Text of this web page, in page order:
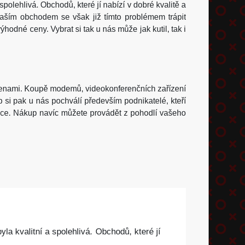
Obchodů, které jí nabízí v dobré kvalitě a
obchodem se však již tímto problémem trápit
ceny. Vybrat si tak u nás může jak kutil, tak i
Koupě modemů, videokonferenčních zařízení
pak u nás pochválí především podnikatelé, kteří
Nákup navíc můžete provádět z pohodlí vašeho
kvalitní a spolehlivá. Obchodů, které jí